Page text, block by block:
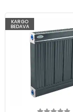
KARGO
BEDAVA